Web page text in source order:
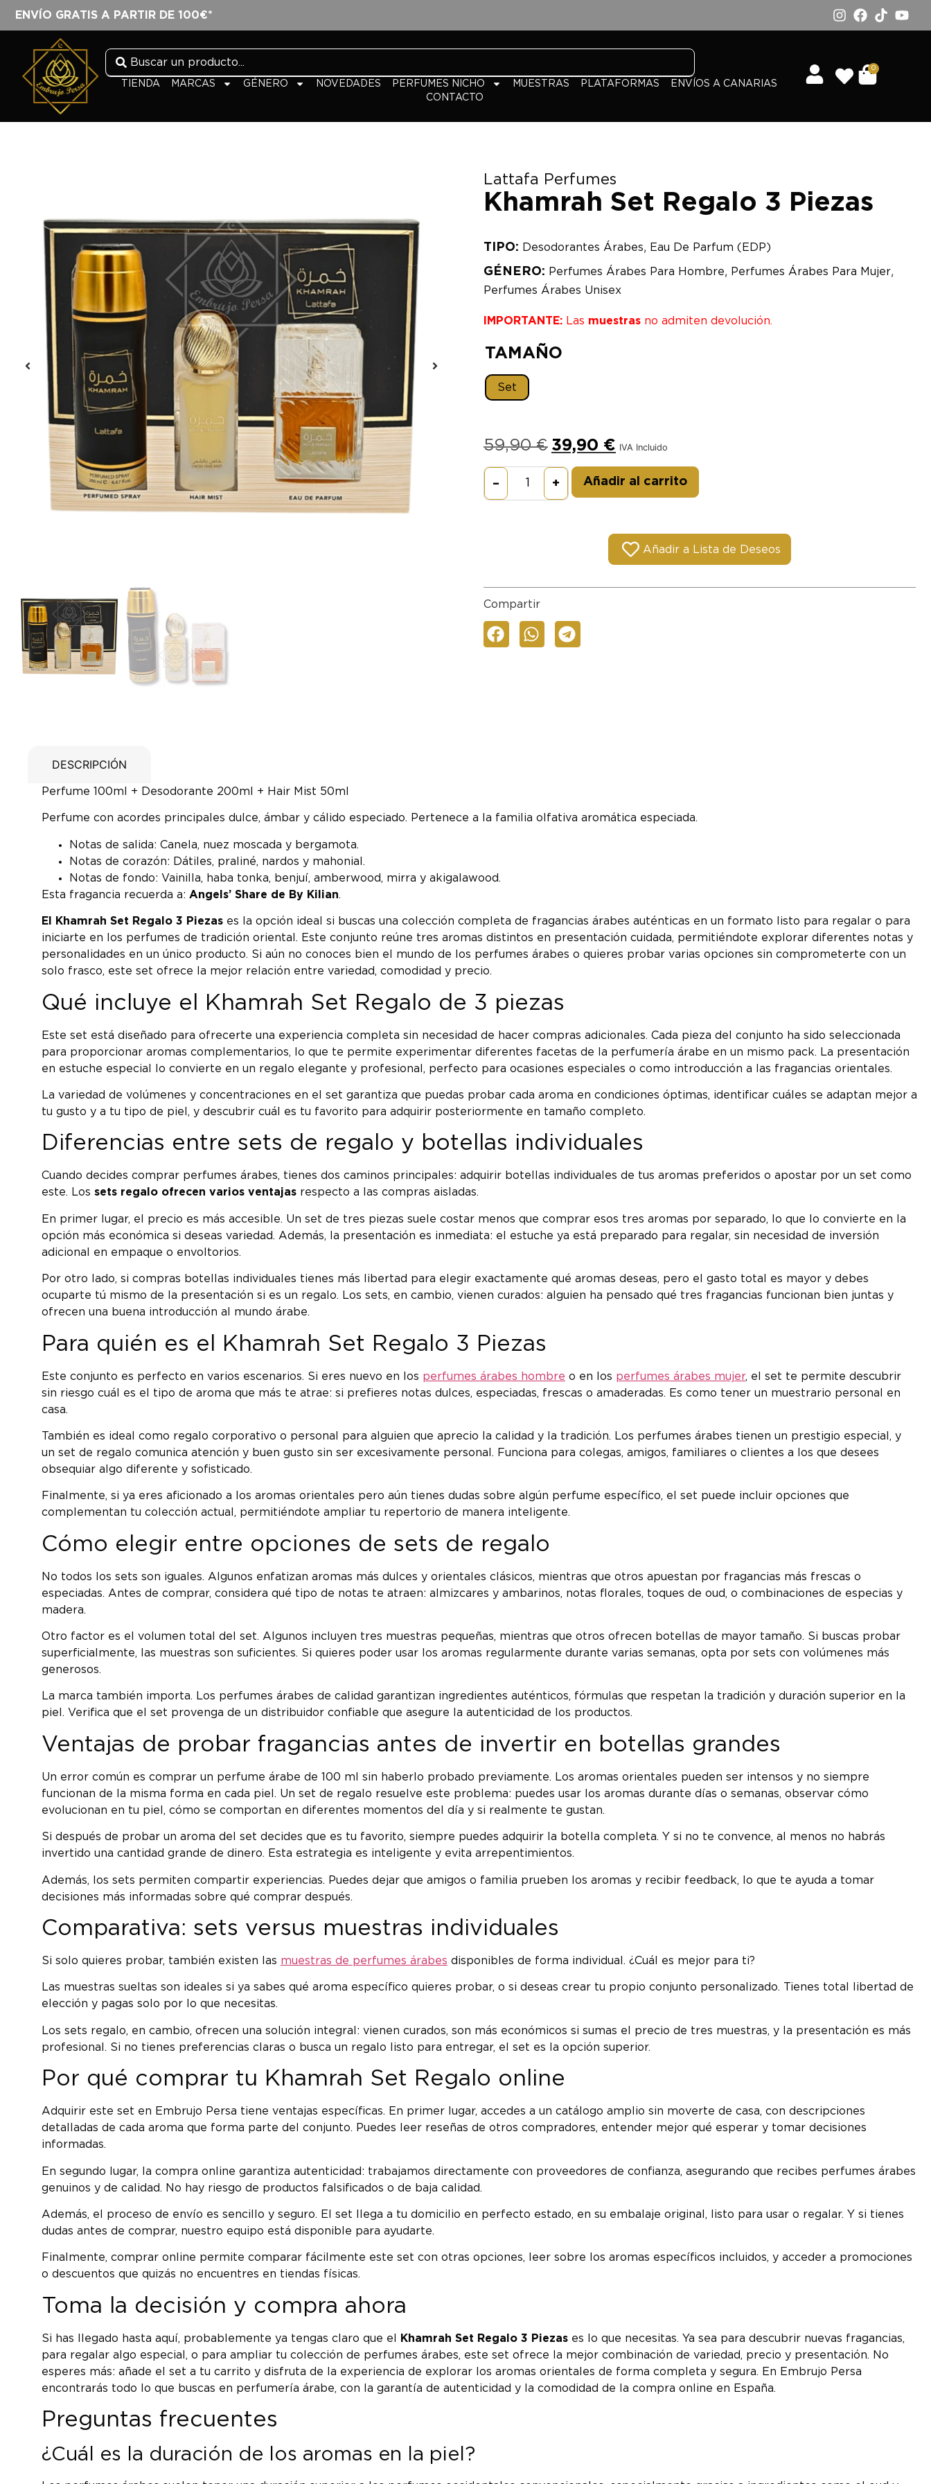
ENVÍO GRATIS A PARTIR DE 100€*
TIENDA MARCAS GÉNERO NOVEDADES PERFUMES NICHO MUESTRAS PLATAFORMAS
ENVÍOS A CANARIAS
CONTACTO
0
Lattafa Perfumes
Khamrah Set Regalo 3 Piezas
TIPO: Desodorantes Árabes, Eau De Parfum (EDP)
GÉNERO: Perfumes Árabes Para Hombre, Perfumes Árabes Para Mujer,
Perfumes Árabes Unisex
IMPORTANTE: Las muestras no admiten devolución.
TAMAÑO
Set
59,90€ 39,90 € IVA Incluido
– + Añadir al carrito Alternative:
Añadir a Lista de Deseos
Compartir
DESCRIPCIÓN
Perfume 100ml + Desodorante 200ml + Hair Mist 50ml
Perfume con acordes principales dulce, ámbar y cálido especiado. Pertenece a la familia olfativa aromática especiada.
Notas de salida: Canela, nuez moscada y bergamota.
Notas de corazón: Dátiles, praliné, nardos y mahonial.
Notas de fondo: Vainilla, haba tonka, benjuí, amberwood, mirra y akigalawood.
Esta fragancia recuerda a: Angels’ Share de By Kilian.
El Khamrah Set Regalo 3 Piezas es la opción ideal si buscas una colección completa de fragancias árabes auténticas en un formato listo para regalar o para
iniciarte en los perfumes de tradición oriental. Este conjunto reúne tres aromas distintos en presentación cuidada, permitiéndote explorar diferentes notas y
personalidades en un único producto. Si aún no conoces bien el mundo de los perfumes árabes o quieres probar varias opciones sin comprometerte con un
solo frasco, este set ofrece la mejor relación entre variedad, comodidad y precio.
Qué incluye el Khamrah Set Regalo de 3 piezas
Este set está diseñado para ofrecerte una experiencia completa sin necesidad de hacer compras adicionales. Cada pieza del conjunto ha sido seleccionada
para proporcionar aromas complementarios, lo que te permite experimentar diferentes facetas de la perfumería árabe en un mismo pack. La presentación
en estuche especial lo convierte en un regalo elegante y profesional, perfecto para ocasiones especiales o como introducción a las fragancias orientales.
La variedad de volúmenes y concentraciones en el set garantiza que puedas probar cada aroma en condiciones óptimas, identificar cuáles se adaptan mejor a
tu gusto y a tu tipo de piel, y descubrir cuál es tu favorito para adquirir posteriormente en tamaño completo.
Diferencias entre sets de regalo y botellas individuales
Cuando decides comprar perfumes árabes, tienes dos caminos principales: adquirir botellas individuales de tus aromas preferidos o apostar por un set como
este. Los sets regalo ofrecen varios ventajas respecto a las compras aisladas.
En primer lugar, el precio es más accesible. Un set de tres piezas suele costar menos que comprar esos tres aromas por separado, lo que lo convierte en la
opción más económica si deseas variedad. Además, la presentación es inmediata: el estuche ya está preparado para regalar, sin necesidad de inversión
adicional en empaque o envoltorios.
Por otro lado, si compras botellas individuales tienes más libertad para elegir exactamente qué aromas deseas, pero el gasto total es mayor y debes
ocuparte tú mismo de la presentación si es un regalo. Los sets, en cambio, vienen curados: alguien ha pensado qué tres fragancias funcionan bien juntas y
ofrecen una buena introducción al mundo árabe.
Para quién es el Khamrah Set Regalo 3 Piezas
Este conjunto es perfecto en varios escenarios. Si eres nuevo en los perfumes árabes hombre o en los perfumes árabes mujer, el set te permite descubrir
sin riesgo cuál es el tipo de aroma que más te atrae: si prefieres notas dulces, especiadas, frescas o amaderadas. Es como tener un muestrario personal en
casa.
También es ideal como regalo corporativo o personal para alguien que aprecio la calidad y la tradición. Los perfumes árabes tienen un prestigio especial, y
un set de regalo comunica atención y buen gusto sin ser excesivamente personal. Funciona para colegas, amigos, familiares o clientes a los que desees
obsequiar algo diferente y sofisticado.
Finalmente, si ya eres aficionado a los aromas orientales pero aún tienes dudas sobre algún perfume específico, el set puede incluir opciones que
complementan tu colección actual, permitiéndote ampliar tu repertorio de manera inteligente.
Cómo elegir entre opciones de sets de regalo
No todos los sets son iguales. Algunos enfatizan aromas más dulces y orientales clásicos, mientras que otros apuestan por fragancias más frescas o
especiadas. Antes de comprar, considera qué tipo de notas te atraen: almizcares y ambarinos, notas florales, toques de oud, o combinaciones de especias y
madera.
Otro factor es el volumen total del set. Algunos incluyen tres muestras pequeñas, mientras que otros ofrecen botellas de mayor tamaño. Si buscas probar
superficialmente, las muestras son suficientes. Si quieres poder usar los aromas regularmente durante varias semanas, opta por sets con volúmenes más
generosos.
La marca también importa. Los perfumes árabes de calidad garantizan ingredientes auténticos, fórmulas que respetan la tradición y duración superior en la
piel. Verifica que el set provenga de un distribuidor confiable que asegure la autenticidad de los productos.
Ventajas de probar fragancias antes de invertir en botellas grandes
Un error común es comprar un perfume árabe de 100 ml sin haberlo probado previamente. Los aromas orientales pueden ser intensos y no siempre
funcionan de la misma forma en cada piel. Un set de regalo resuelve este problema: puedes usar los aromas durante días o semanas, observar cómo
evolucionan en tu piel, cómo se comportan en diferentes momentos del día y si realmente te gustan.
Si después de probar un aroma del set decides que es tu favorito, siempre puedes adquirir la botella completa. Y si no te convence, al menos no habrás
invertido una cantidad grande de dinero. Esta estrategia es inteligente y evita arrepentimientos.
Además, los sets permiten compartir experiencias. Puedes dejar que amigos o familia prueben los aromas y recibir feedback, lo que te ayuda a tomar
decisiones más informadas sobre qué comprar después.
Comparativa: sets versus muestras individuales
Si solo quieres probar, también existen las muestras de perfumes árabes disponibles de forma individual. ¿Cuál es mejor para ti?
Las muestras sueltas son ideales si ya sabes qué aroma específico quieres probar, o si deseas crear tu propio conjunto personalizado. Tienes total libertad de
elección y pagas solo por lo que necesitas.
Los sets regalo, en cambio, ofrecen una solución integral: vienen curados, son más económicos si sumas el precio de tres muestras, y la presentación es más
profesional. Si no tienes preferencias claras o busca un regalo listo para entregar, el set es la opción superior.
Por qué comprar tu Khamrah Set Regalo online
Adquirir este set en Embrujo Persa tiene ventajas específicas. En primer lugar, accedes a un catálogo amplio sin moverte de casa, con descripciones
detalladas de cada aroma que forma parte del conjunto. Puedes leer reseñas de otros compradores, entender mejor qué esperar y tomar decisiones
informadas.
En segundo lugar, la compra online garantiza autenticidad: trabajamos directamente con proveedores de confianza, asegurando que recibes perfumes árabes
genuinos y de calidad. No hay riesgo de productos falsificados o de baja calidad.
Además, el proceso de envío es sencillo y seguro. El set llega a tu domicilio en perfecto estado, en su embalaje original, listo para usar o regalar. Y si tienes
dudas antes de comprar, nuestro equipo está disponible para ayudarte.
Finalmente, comprar online permite comparar fácilmente este set con otras opciones, leer sobre los aromas específicos incluidos, y acceder a promociones
o descuentos que quizás no encuentres en tiendas físicas.
Toma la decisión y compra ahora
Si has llegado hasta aquí, probablemente ya tengas claro que el Khamrah Set Regalo 3 Piezas es lo que necesitas. Ya sea para descubrir nuevas fragancias,
para regalar algo especial, o para ampliar tu colección de perfumes árabes, este set ofrece la mejor combinación de variedad, precio y presentación. No
esperes más: añade el set a tu carrito y disfruta de la experiencia de explorar los aromas orientales de forma completa y segura. En Embrujo Persa
encontrarás todo lo que buscas en perfumería árabe, con la garantía de autenticidad y la comodidad de la compra online en España.
Preguntas frecuentes
¿Cuál es la duración de los aromas en la piel?